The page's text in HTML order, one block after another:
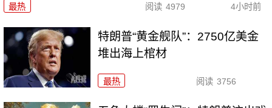
最热 阅读 4979 4小时前
特朗普“黄金舰队”：2750亿美金
堆出海上棺材
最热 阅读 3756